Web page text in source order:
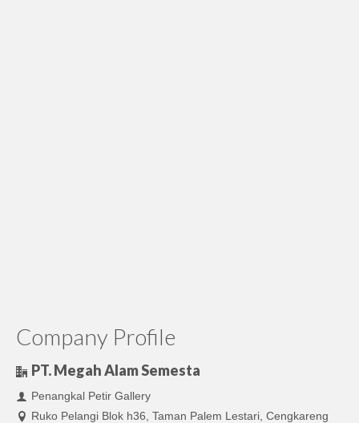
Company Profile
PT. Megah Alam Semesta
Penangkal Petir Gallery
Ruko Pelangi Blok h36, Taman Palem Lestari, Cengkareng